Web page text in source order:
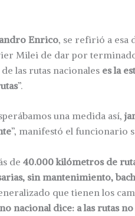
Enrico, se refirió a esa
Milei de dar por
las rutas nacionales es la
”.
una medida así,
”, manifestó el funcionario
de 40.000 kilómetros de
sin mantenimiento,
que tienen los
nacional dice: a las rutas no